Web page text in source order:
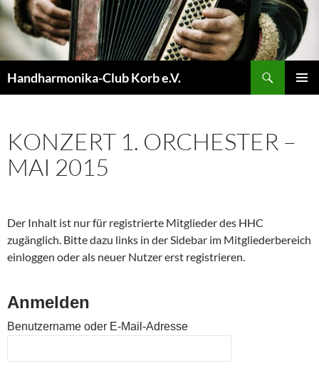
Zum
Inhalt
springen
Handharmonika-Club Korb e.V.
KONZERT 1. ORCHESTER –
MAI 2015
Der Inhalt ist nur für registrierte Mitglieder des HHC
zugänglich. Bitte dazu links in der Sidebar im Mitgliederbereich
einloggen oder als neuer Nutzer erst registrieren.
Anmelden
Benutzername oder E-Mail-Adresse